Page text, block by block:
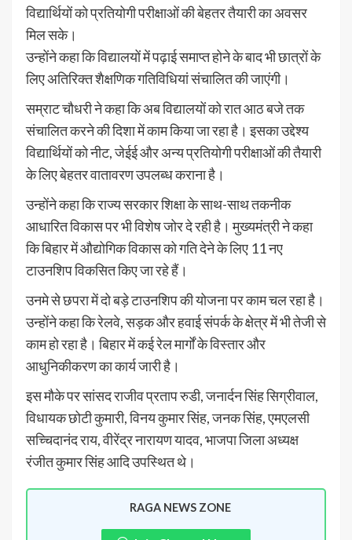
विद्यार्थियों को प्रतियोगी परीक्षाओं की बेहतर तैयारी का अवसर
मिल सके।
उन्होंने कहा कि विद्यालयों में पढ़ाई समाप्त होने के बाद भी छात्रों के
लिए अतिरिक्त शैक्षणिक गतिविधियां संचालित की जाएंगी।
सम्राट चौधरी ने कहा कि अब विद्यालयों को रात आठ बजे तक
संचालित करने की दिशा में काम किया जा रहा है। इसका उद्देश्य
विद्यार्थियों को नीट, जेईई और अन्य प्रतियोगी परीक्षाओं की तैयारी
के लिए बेहतर वातावरण उपलब्ध कराना है।
उन्होंने कहा कि राज्य सरकार शिक्षा के साथ-साथ तकनीक
आधारित विकास पर भी विशेष जोर दे रही है। मुख्यमंत्री ने कहा
कि बिहार में औद्योगिक विकास को गति देने के लिए 11 नए
टाउनशिप विकसित किए जा रहे हैं।
उनमे से छपरा में दो बड़े टाउनशिप की योजना पर काम चल रहा है।
उन्होंने कहा कि रेलवे, सड़क और हवाई संपर्क के क्षेत्र में भी तेजी से
काम हो रहा है। बिहार में कई रेल मार्गों के विस्तार और
आधुनिकीकरण का कार्य जारी है।
इस मौके पर सांसद राजीव प्रताप रुडी, जनार्दन सिंह सिग्रीवाल,
विधायक छोटी कुमारी, विनय कुमार सिंह, जनक सिंह, एमएलसी
सच्चिदानंद राय, वीरेंद्र नारायण यादव, भाजपा जिला अध्यक्ष
रंजीत कुमार सिंह आदि उपस्थित थे।
RAGA NEWS ZONE